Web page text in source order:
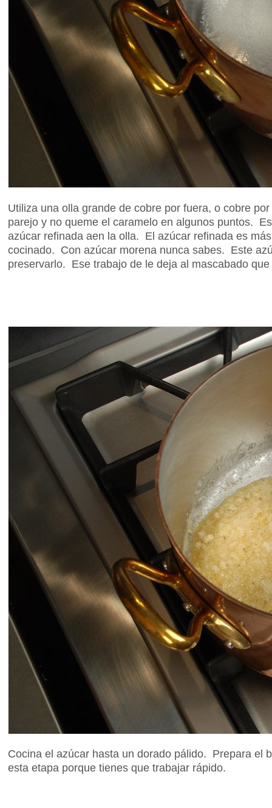
Utiliza una olla grande de cobre por fuera, o cobre
parejo y no queme el caramelo en algunos puntos.
azúcar refinada aen la olla. El azúcar refinada es
cocinado. Con azúcar morena nunca sabes. Este
preservarlo. Ese trabajo de le deja al mascabado
Cocina el azúcar hasta un dorado pálido. Prepara el
esta etapa porque tienes que trabajar rápido.